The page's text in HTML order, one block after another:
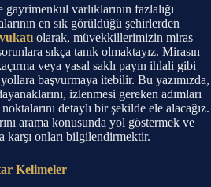
varlıklarının fazlalığı
en sık görüldüğü şehirlerden
olarak, müvekkillerimizin miras
sıkça tanık olmaktayız. Mirasın
veya yasal saklı payın ihlali gibi
başvurmaya itebilir. Bu yazımızda,
izlenmesi gereken adımları
detaylı bir şekilde ele alacağız.
arama konusunda yol göstermek ve
karşı onları bilgilendirmektir.
Kelimeler